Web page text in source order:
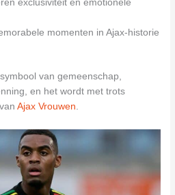
exclusiviteit en emotionele
momenten in Ajax-historie
van gemeenschap,
en het wordt met trots
Ajax Vrouwen.